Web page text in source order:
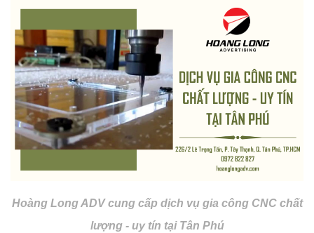
Hoàng Long ADV cung cấp dịch vụ gia công CNC chất
lượng - uy tín tại Tân Phú